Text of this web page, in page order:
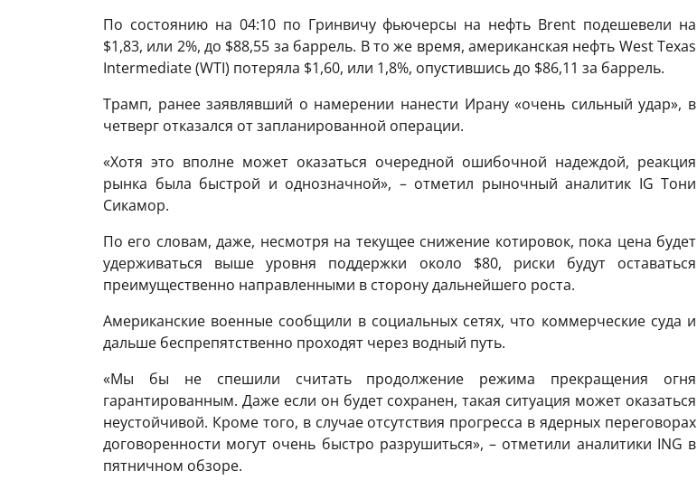
По состоянию на 04:10 по Гринвичу фьючерсы на нефть Brent подешевели на
$1,83, или 2%, до $88,55 за баррель. В то же время, американская нефть West Texas
Intermediate (WTI) потеряла $1,60, или 1,8%, опустившись до $86,11 за баррель.
Трамп, ранее заявлявший о намерении нанести Ирану «очень сильный удар», в
четверг отказался от запланированной операции.
«Хотя это вполне может оказаться очередной ошибочной надеждой, реакция
рынка была быстрой и однозначной», – отметил рыночный аналитик IG Тони
Сикамор.
По его словам, даже, несмотря на текущее снижение котировок, пока цена будет
удерживаться выше уровня поддержки около $80, риски будут оставаться
преимущественно направленными в сторону дальнейшего роста.
Американские военные сообщили в социальных сетях, что коммерческие суда и
дальше беспрепятственно проходят через водный путь.
«Мы бы не спешили считать продолжение режима прекращения огня
гарантированным. Даже если он будет сохранен, такая ситуация может оказаться
неустойчивой. Кроме того, в случае отсутствия прогресса в ядерных переговорах
договоренности могут очень быстро разрушиться», – отметили аналитики ING в
пятничном обзоре.